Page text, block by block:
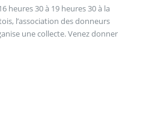
heures 30 à 19 heures 30 à la
l’association des donneurs
une collecte. Venez donner